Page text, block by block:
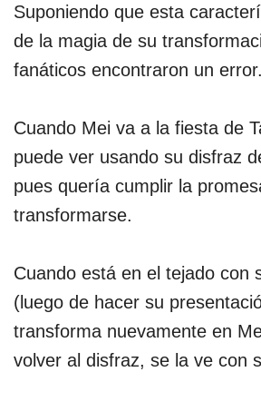
Suponiendo que esta
de la magia de su
fanáticos encontraron un error.
Cuando Mei va a la fiesta de
puede ver usando su disfraz
pues quería cumplir la
transformarse.
Cuando está en el tejado con
(luego de hacer su
transforma nuevamente en
volver al disfraz, se la ve con